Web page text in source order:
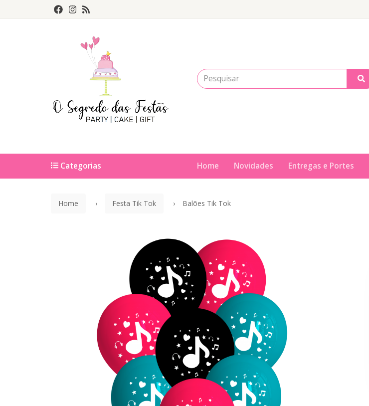
Home Novidades Entregas e Portes
Categorias
Home Festa Tik Tok Balões Tik Tok